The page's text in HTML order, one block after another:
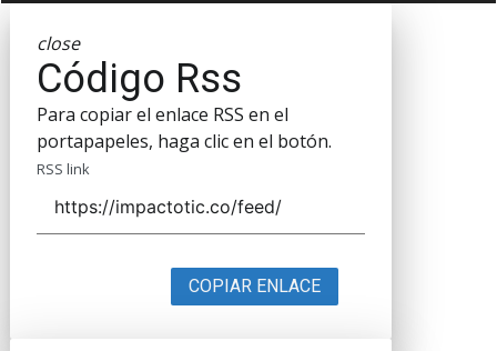
close
Código Rss
Para copiar el enlace RSS en el
portapapeles, haga clic en el botón.
RSS link
COPIAR ENLACE